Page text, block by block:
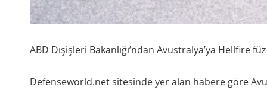
ABD Dışişleri Bakanlığı’ndan Avustralya’ya Hellfire
Defenseworld.net sitesinde yer alan habere göre